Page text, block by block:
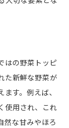
はの野菜トッピ
た新鮮な野菜が
す。例えば、
使用され、これ
然な甘みやほろ